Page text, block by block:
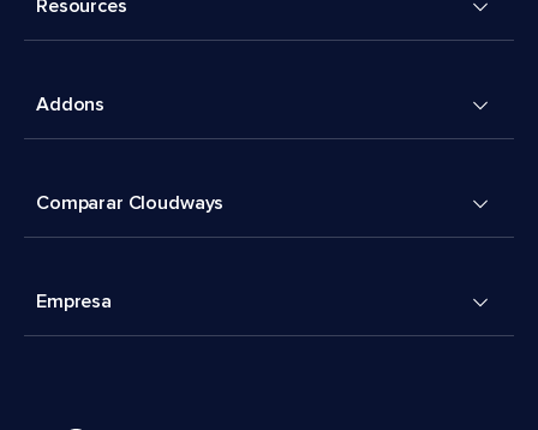
Resources
Addons
Comparar Cloudways
Empresa